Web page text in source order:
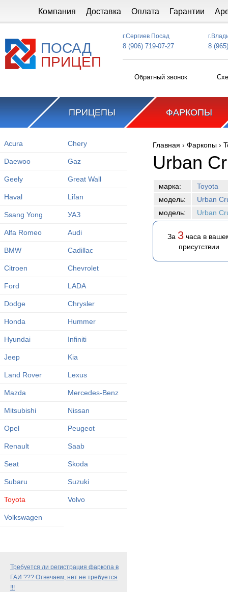
Компания Доставка Оплата Гарантии
ПОСАД
ПРИЦЕП
г.Сергиев Посад
8 (906) 719-07-27 8
Обратный звонок
ПРИЦЕПЫ ФАРКОПЫ
Acura Chery
Daewoo Gaz
Geely Great Wall
Haval Lifan
Ssang Yong УАЗ
Alfa Romeo Audi
BMW Cadillac
Citroen Chevrolet
Ford LADA
Dodge Chrysler
Honda Hummer
Hyundai Infiniti
Jeep Kia
Land Rover Lexus
Mazda Mercedes-Benz
Mitsubishi Nissan
Opel Peugeot
Renault Saab
Seat Skoda
Subaru Suzuki
Toyota Volvo
Volkswagen
Требуется ли регистрация фаркопа в
ГАИ ??? Отвечаем, нет не требуется
!!!
Вы здесь
Главная › Фаркопы ›
Urban
марка:
Toyota
модель:
Urban
модель:
Urban
За 3часа в
присутствии